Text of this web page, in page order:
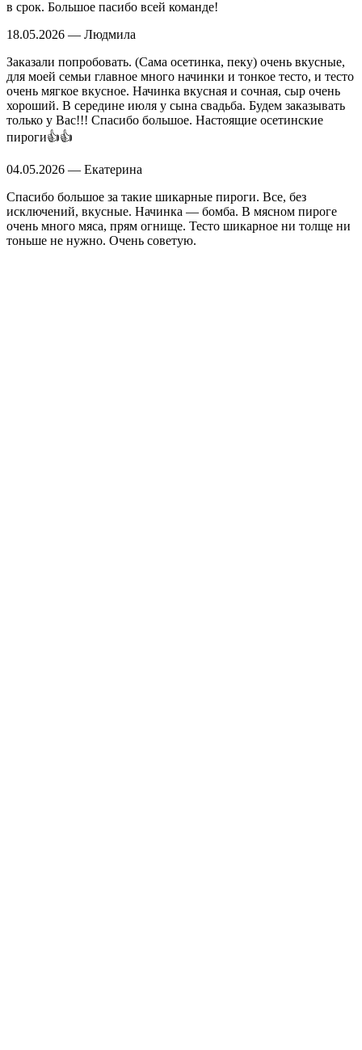
в срок. Большое пасибо всей команде!
18.05.2026 — Людмила
Заказали попробовать. (Сама осетинка, пеку) очень вкусные,
для моей семьи главное много начинки и тонкое тесто, и тесто
очень мягкое вкусное. Начинка вкусная и сочная, сыр очень
хороший. В середине июля у сына свадьба. Будем заказывать
только у Вас!!! Спасибо большое. Настоящие осетинские
пироги👍👍
04.05.2026 — Екатерина
Спасибо большое за такие шикарные пироги. Все, без
исключений, вкусные. Начинка — бомба. В мясном пироге
очень много мяса, прям огнище. Тесто шикарное ни толще ни
тоньше не нужно. Очень советую.